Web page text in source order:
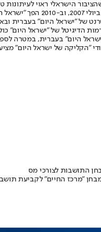
הישראלי ראוי לעיתונות
תשלום. המהדורה
הדיגיטל של "ישראל היום"
של "ישראל היום" בעברית,
"הקליקה של ישראל היום"
התושבות לצורכי מס
"מרכז החיים" לקביעת